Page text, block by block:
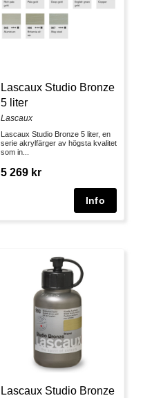
Lascaux Studio Bronze
5 liter
Lascaux
Lascaux Studio Bronze 5 liter, en
serie akrylfärger av högsta kvalitet
som in...
5 269 kr
Lascaux Studio Bronze